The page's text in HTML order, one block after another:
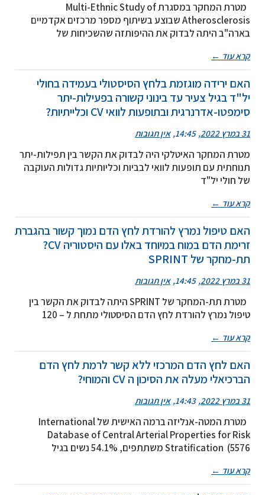
מטרת המחקר במסגרת Multi-Ethnic Study of
Atherosclerosis שבוצע בשיתוף מספר מרכזים אקדמיים
בארה"ב היתה לבדוק את ההיפותזה שהשכיחות של
קרא עוד ←
האם ירידה מוגזמת בלחץ הסיסטולי בעמידה בחולי
יל"ד בגיל צעיר עד בינוני קשורה בפעילות-יתר
סימפטו-אדרנרגית ובתופעות לוואי CV וכלייתיות?
31 במרץ 2022 14:45 אין תגובות
מטרת המחקר האיטלקי היה לבדוק את הקשר בין תפילות-יתר
תנוחתית עם תופעות לוואי לבביות וכליותיות גדולות העוקבה
של חולי יל"ד
קרא עוד ←
האם טיפול נמרץ להורדת לחץ הדם נמוך קשור בהגברת
זרימת הדם במוח במיוחד באלו עם היסטוריה CV?
תת-מחקר של SPRINT
31 במרץ 2022 14:45 אין תגובות
מטרת תת-המחקר של SPRINT היתה לבדוק את הקשר בין
טיפול נמרץ להורדת לחץ הדם הסיסטולי מתחת ל – 120
קרא עוד ←
האם לחץ הדם המרכזי ללא קשר לרמת לחץ הדם
הברכיאלי מעלה את הסיכון ה CV והמוחי?
31 במרץ 2022 14:43 אין תגובות
מטרת המטה-אנליזה ברמה האישית של International
Database of Central Arterial Properties for Risk
Stratification (5576 משתתפים, 54.1% נשים בגיל
קרא עוד ←